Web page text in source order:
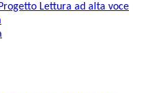
Lettura ad alta voce